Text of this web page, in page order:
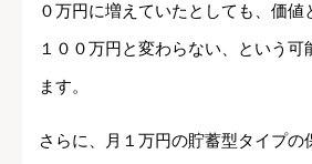
０万円に増えていたとしても、価値
１００万円と変わらない、という可
ます。
さらに、月１万円の貯蓄型タイプの